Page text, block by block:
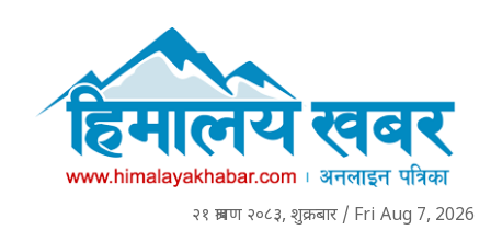
२१ श्रावण २०८३, शुक्रबार / Fri Aug 7, 2026